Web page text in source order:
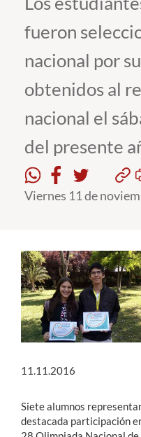
Pregrado
Postgrado
Formación Continua
Académicos
Funcionarios
English
fueron
nacional por
obtenidos al
nacional el
del presente
Viernes 11 de
11.11.2016
Siete alumnos
destacada participación